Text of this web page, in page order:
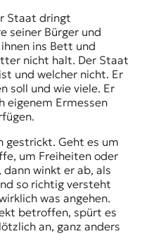
Staat dringt
seiner Bürger und
ins Bett und
nicht halt. Der Staat
und welcher nicht. Er
soll und wie viele. Er
eigenem Ermessen
gestrickt. Geht es um
um Freiheiten oder
dann winkt er ab, als
so richtig versteht
was angehen.
betroffen, spürt es
an, ganz anders